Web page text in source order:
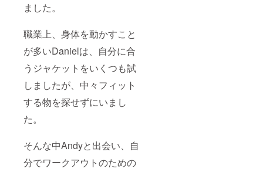
ました。
職業上、身体を動かすこと
が多いDanielは、自分に合
うジャケットをいくつも試
しましたが、中々フィット
する物を探せずにいまし
た。
そんな中Andyと出会い、自
分でワークアウトのための